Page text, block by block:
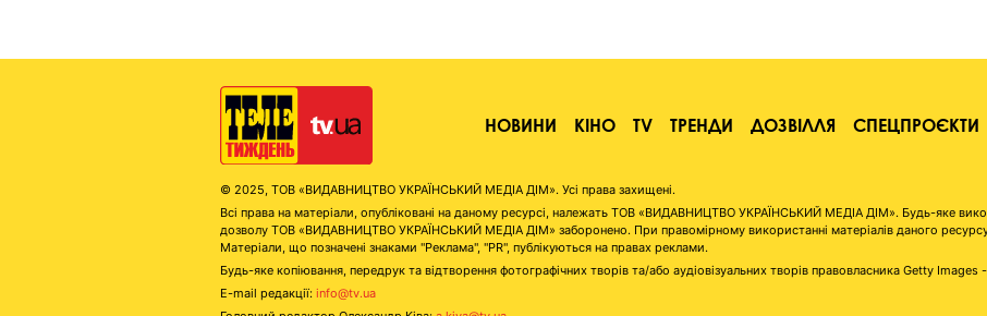
НОВИНИ КІНО TV ТРЕНДИ ДОЗВІЛЛЯ СПЕЦПРОЄКТИ
© 2025, ТОВ «ВИДАВНИЦТВО УКРАЇНСЬКИЙ МЕДІА ДІМ». Усі права захищені.
Всі права на матеріали, опубліковані на даному ресурсі, належать ТОВ «ВИДАВНИЦТВО УКРАЇНСЬКИЙ МЕДІА ДІМ». Будь-яке
дозволу ТОВ «ВИДАВНИЦТВО УКРАЇНСЬКИЙ МЕДІА ДІМ» заборонено. При правомірному використанні матеріалів даного
Матеріали, що позначені знаками "Реклама", "PR", публікуються на правах реклами.
Будь-яке копіювання, передрук та відтворення фотографічних творів та/або аудіовізуальних творів правовласника Getty
E-mail редакції: info@tv.ua